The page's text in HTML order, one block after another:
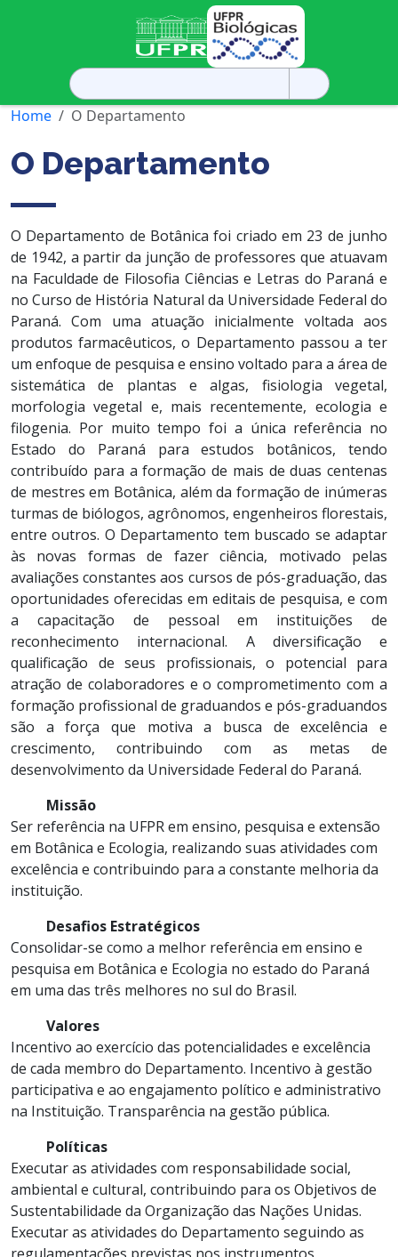
Pesquisar
por:
Home
O Departamento
O Departamento
O Departamento de Botânica foi criado em 23 de junho
de 1942, a partir da junção de professores que atuavam
na Faculdade de Filosofia Ciências e Letras do Paraná e
no Curso de História Natural da Universidade Federal do
Paraná. Com uma atuação inicialmente voltada aos
produtos farmacêuticos, o Departamento passou a ter
um enfoque de pesquisa e ensino voltado para a área de
sistemática de plantas e algas, fisiologia vegetal,
morfologia vegetal e, mais recentemente, ecologia e
filogenia. Por muito tempo foi a única referência no
Estado do Paraná para estudos botânicos, tendo
contribuído para a formação de mais de duas centenas
de mestres em Botânica, além da formação de inúmeras
turmas de biólogos, agrônomos, engenheiros florestais,
entre outros. O Departamento tem buscado se adaptar
às novas formas de fazer ciência, motivado pelas
avaliações constantes aos cursos de pós-graduação, das
oportunidades oferecidas em editais de pesquisa, e com
a capacitação de pessoal em instituições de
reconhecimento internacional. A diversificação e
qualificação de seus profissionais, o potencial para
atração de colaboradores e o comprometimento com a
formação profissional de graduandos e pós-graduandos
são a força que motiva a busca de excelência e
crescimento, contribuindo com as metas de
desenvolvimento da Universidade Federal do Paraná.
Missão
Ser referência na UFPR em ensino, pesquisa e extensão
em Botânica e Ecologia, realizando suas atividades com
excelência e contribuindo para a constante melhoria da
instituição.
Desafios Estratégicos
Consolidar-se como a melhor referência em ensino e
pesquisa em Botânica e Ecologia no estado do Paraná
em uma das três melhores no sul do Brasil.
Valores
Incentivo ao exercício das potencialidades e excelência
de cada membro do Departamento. Incentivo à gestão
participativa e ao engajamento político e administrativo
na Instituição. Transparência na gestão pública.
Políticas
Executar as atividades com responsabilidade social,
ambiental e cultural, contribuindo para os Objetivos de
Sustentabilidade da Organização das Nações Unidas.
Executar as atividades do Departamento seguindo as